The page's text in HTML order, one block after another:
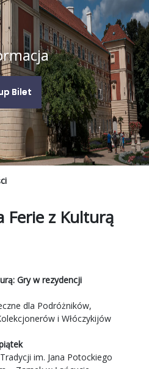
Bilet
Ferie z Kulturą
Gry w rezydencji
dla Podróżników,
i Włóczykijów
im. Jana Potockiego